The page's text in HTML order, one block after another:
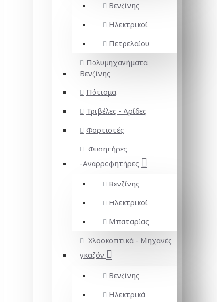
Βενζίνης
Ηλεκτρικοί
Πετρελαίου
Πολυμηχανήματα
Βενζίνης
Πότισμα
Τριβέλες - Αρίδες
Φορτιστές
Φυσητήρες
-Αναρροφητήρες
Βενζίνης
Ηλεκτρικοί
Μπαταρίας
Χλοοκοπτικά - Μηχανές
γκαζόν
Βενζίνης
Ηλεκτρικά